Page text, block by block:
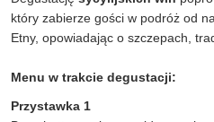
który zabierze gości w podróż od
Etny, opowiadając o szczepach,
Menu w trakcie degustacji:
Przystawka 1